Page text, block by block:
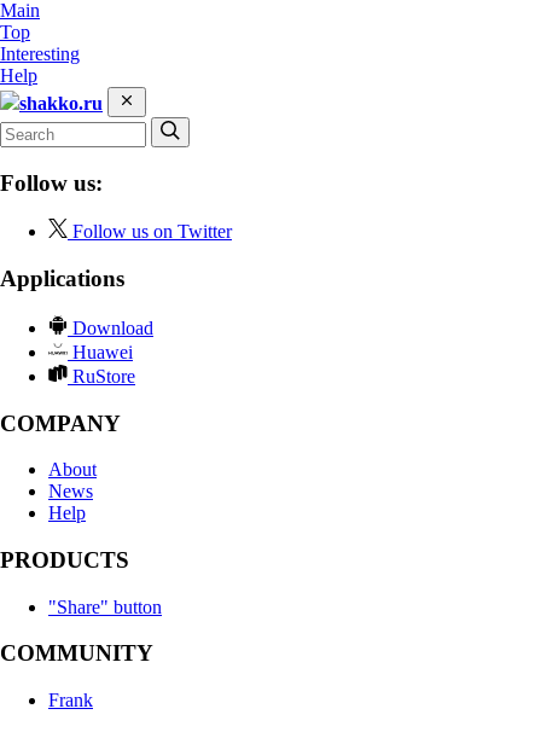
Main
Top
Interesting
Help
shakko.ru
Follow us:
Follow us on Twitter
Applications
Download
Huawei
RuStore
COMPANY
About
News
Help
PRODUCTS
"Share" button
COMMUNITY
Frank